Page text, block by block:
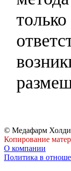
© Медафарм
Копирование
О компании
Политика в